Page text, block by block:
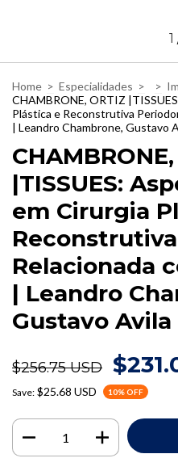
1
Home > Especialidades > >
CHAMBRONE, ORTIZ
Plástica e Reconstrutiva
| Leandro Chambrone, Gustavo
|TISSUES:
em Cirurgia
Relacionada
| Leandro
Gustavo
$256.75 USD
Save: $25.68 USD 10% OFF